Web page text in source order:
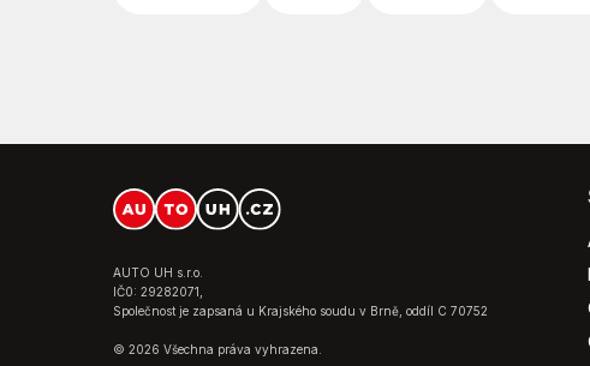
AUTO UH s.r.o.
IČ0: 29282071,
Společnost je zapsaná u Krajského soudu v Brně, oddíl C 70752
© 2026 Všechna práva vyhrazena.